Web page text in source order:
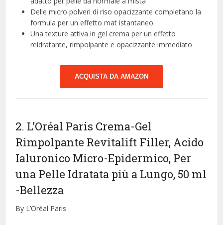
Delle micro polveri di riso opacizzante completano la
formula per un effetto mat istantaneo
Una texture attiva in gel crema per un effetto
reidratante, rimpolpante e opacizzante immediato
ACQUISTA DA AMAZON
2. L’Oréal Paris Crema-Gel
Rimpolpante Revitalift Filler, Acido
Ialuronico Micro-Epidermico, Per
una Pelle Idratata più a Lungo, 50 ml
-Bellezza
By L’Oréal Paris